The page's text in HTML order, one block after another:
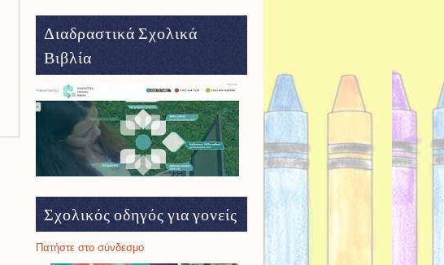
Διαδραστικά Σχολικά
Βιβλία
Σχολικός οδηγός για γονείς
Πατήστε στο σύνδεσμο